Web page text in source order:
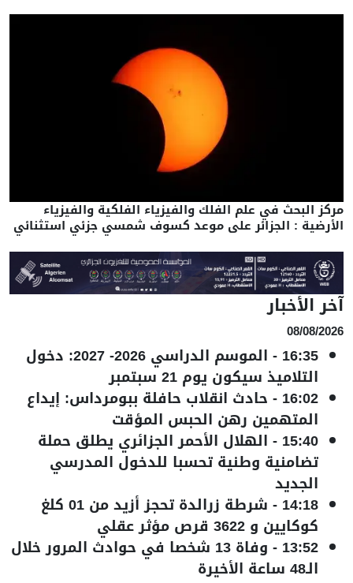
مركز البحث في علم الفلك والفيزياء الفلكية والفيزياء
الأرضية : الجزائر على موعد كسوف شمسي جزئي استثنائي
آخر الأخبار
08/08/2026
16:35
- الموسم الدراسي 2026- 2027: دخول
التلاميذ سيكون يوم 21 سبتمبر
16:02
- حادث انقلاب حافلة ببومرداس: إيداع
المتهمين رهن الحبس المؤقت
15:40
- الهلال الأحمر الجزائري يطلق حملة
تضامنية وطنية تحسبا للدخول المدرسي
الجديد
14:18
- شرطة زرالدة تحجز أزيد من 01 كلغ
كوكايين و 3622 قرص مؤثر عقلي
13:52
- وفاة 13 شخصا في حوادث المرور خلال
الـ48 ساعة الأخيرة